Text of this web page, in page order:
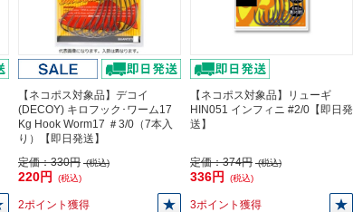
【ネコポス対象品】デコイ
(DECOY) キロフック･ワーム17
Kg Hook Worm17 ＃3/0（7本入
り）【即日発送】
定価：330円 (税込)
220円 (税込)
2ポイント獲得
【ネコポス対象品】リューギ
HIN051 インフィニ #2/0【即日発
送】
定価：374円 (税込)
336円 (税込)
3ポイント獲得